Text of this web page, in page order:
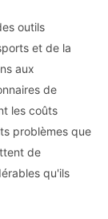
outils
et de la
aux
de
les coûts
problèmes que
de
qu'ils